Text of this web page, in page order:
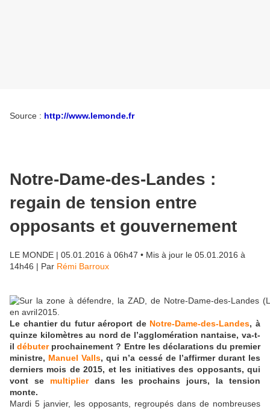
Source : http://www.lemonde.fr
Notre-Dame-des-Landes :
regain de tension entre
opposants et gouvernement
LE MONDE | 05.01.2016 à 06h47 • Mis à jour le 05.01.2016 à
14h46 | Par Rémi Barroux
Le chantier du futur aéroport de Notre-Dame-des-Landes, à
quinze kilomètres au nord de l’agglomération nantaise, va-t-
ildébuterprochainement ? Entre les déclarations du premier
ministre, Manuel Valls, qui n’a cessé de l’affirmer durant les
derniers mois de 2015, et les initiatives des opposants, qui
vont se multiplierdans les prochains jours, la tension
monte.
Mardi 5 janvier, les opposants, regroupés dans de nombreuses